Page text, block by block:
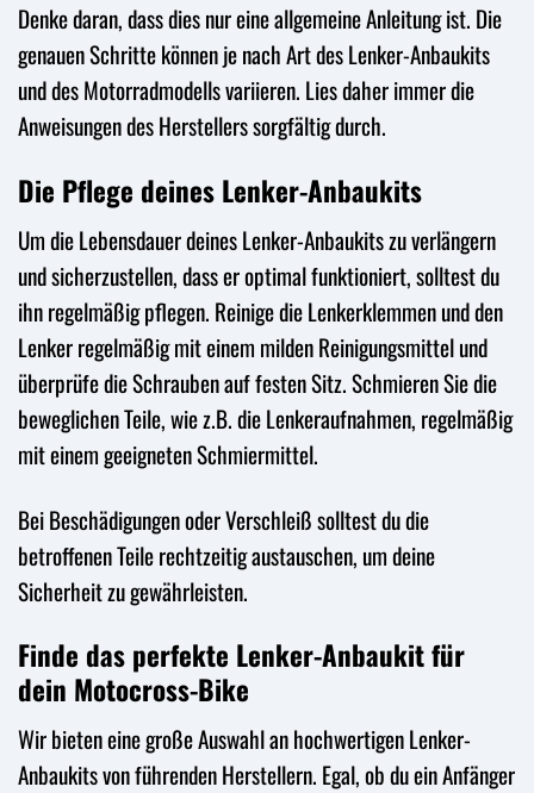
Denke daran, dass dies nur eine allgemeine Anleitung ist. Die
genauen Schritte können je nach Art des Lenker-Anbaukits
und des Motorradmodells variieren. Lies daher immer die
Anweisungen des Herstellers sorgfältig durch.
Die Pflege deines Lenker-Anbaukits
Um die Lebensdauer deines Lenker-Anbaukits zu verlängern
und sicherzustellen, dass er optimal funktioniert, solltest du
ihn regelmäßig pflegen. Reinige die Lenkerklemmen und den
Lenker regelmäßig mit einem milden Reinigungsmittel und
überprüfe die Schrauben auf festen Sitz. Schmieren Sie die
beweglichen Teile, wie z.B. die Lenkeraufnahmen, regelmäßig
mit einem geeigneten Schmiermittel.
Bei Beschädigungen oder Verschleiß solltest du die
betroffenen Teile rechtzeitig austauschen, um deine
Sicherheit zu gewährleisten.
Finde das perfekte Lenker-Anbaukit für
dein Motocross-Bike
Wir bieten eine große Auswahl an hochwertigen Lenker-
Anbaukits von führenden Herstellern. Egal, ob du ein Anfänger